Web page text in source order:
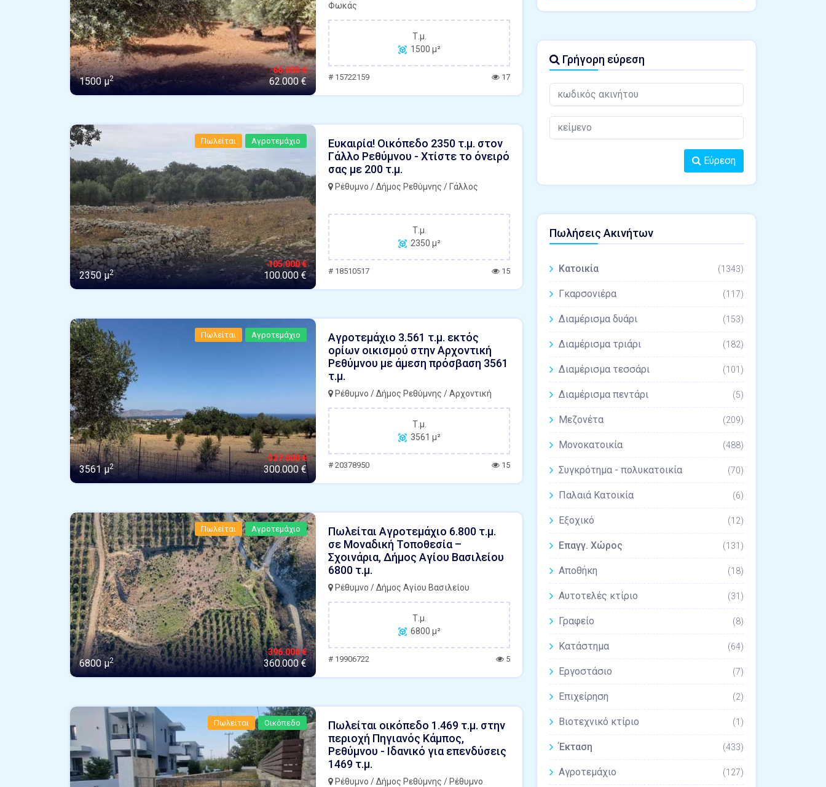
1500 μ2
66.000 €
62.000 €
Φωκάς
Τ.μ.
1500 μ²
# 15722159 17
Πωλείται Αγροτεμάχιο
2350 μ2
105.000 €
100.000 €
Ευκαιρία! Οικόπεδο 2350 τ.μ. στον
Γάλλο Ρεθύμνου - Χτίστε το όνειρό
σας με 200 τ.μ.
Ρέθυμνο / Δήμος Ρεθύμνης / Γάλλος
Τ.μ.
2350 μ²
# 18510517 15
Πωλείται Αγροτεμάχιο
3561 μ2
327.000 €
300.000 €
Αγροτεμάχιο 3.561 τ.μ. εκτός
ορίων οικισμού στην Αρχοντική
Ρεθύμνου με άμεση πρόσβαση 3561
τ.μ.
Ρέθυμνο / Δήμος Ρεθύμνης / Αρχοντική
Τ.μ.
3561 μ²
# 20378950 15
Πωλείται Αγροτεμάχιο
6800 μ2
396.000 €
360.000 €
Πωλείται Αγροτεμάχιο 6.800 τ.μ.
σε Μοναδική Τοποθεσία –
Σχοινάρια, Δήμος Αγίου Βασιλείου
6800 τ.μ.
Ρέθυμνο / Δήμος Αγίου Βασιλείου
Τ.μ.
6800 μ²
# 19906722 5
Πωλείται Οικόπεδο
Πωλείται οικόπεδο 1.469 τ.μ. στην
περιοχή Πηγιανός Κάμπος,
Ρεθύμνου - Ιδανικό για επενδύσεις
1469 τ.μ.
Ρέθυμνο / Δήμος Ρεθύμνης / Ρέθυμνο
Γρήγορη εύρεση
Εύρεση
Πωλήσεις Ακινήτων
Κατοικία (1343)
Γκαρσονιέρα (117)
Διαμέρισμα δυάρι (153)
Διαμέρισμα τριάρι (182)
Διαμέρισμα τεσσάρι (101)
Διαμέρισμα πεντάρι (5)
Μεζονέτα (209)
Μονοκατοικία (488)
Συγκρότημα - πολυκατοικία (70)
Παλαιά Κατοικία (6)
Εξοχικό (12)
Επαγγ. Χώρος (131)
Αποθήκη (18)
Αυτοτελές κτίριο (31)
Γραφείο (8)
Κατάστημα (64)
Εργοστάσιο (7)
Επιχείρηση (2)
Βιοτεχνικό κτίριο (1)
Έκταση (433)
Αγροτεμάχιο (127)